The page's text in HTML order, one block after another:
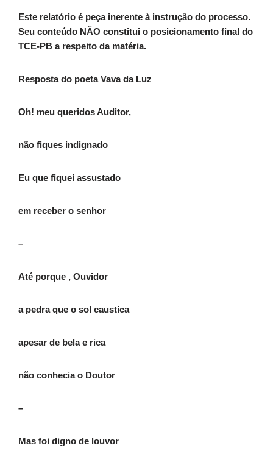
Este relatório é peça inerente à instrução do processo.
Seu conteúdo NÃO constitui o posicionamento final do
TCE-PB a respeito da matéria.
Resposta do poeta Vava da Luz
Oh! meu queridos Auditor,
não fiques indignado
Eu que fiquei assustado
em receber o senhor
–
Até porque , Ouvidor
a pedra que o sol caustica
apesar de bela e rica
não conhecia o Doutor
–
Mas foi digno de louvor